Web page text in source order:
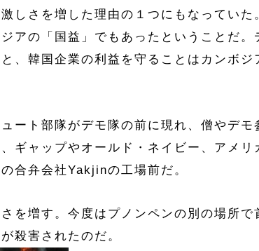
しさを増した理由の１つにもなっていた
アの「国益」でもあったということだ。
、韓国企業の利益を守ることはカンボジ
ート部隊がデモ隊の前に現れ、僧やデモ
ギャップやオールド・ネイビー、アメリ
合弁会社Yakjinの工場前だ。
を増す。今度はプノンペンの別の場所で
殺害されたのだ。